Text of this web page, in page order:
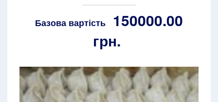
Базова вартість
150000.00
грн.